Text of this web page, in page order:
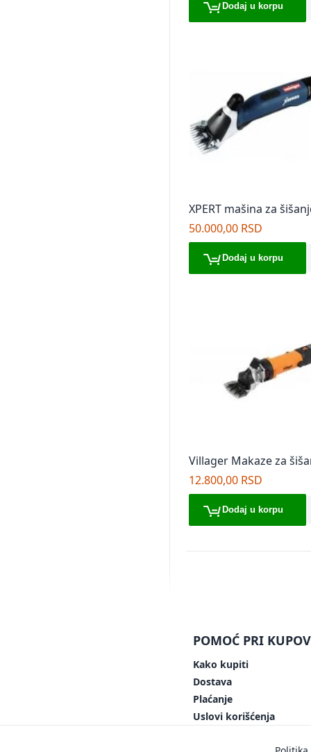
Dodaj u korpu
XPERT mašina za
50.000,00 RSD
Dodaj u korpu
Villager Makaze za
VLN SC 350
12.800,00 RSD
Dodaj u korpu
POMOĆ PRI
Kako kupiti
Dostava
Plaćanje
Uslovi korišćenja